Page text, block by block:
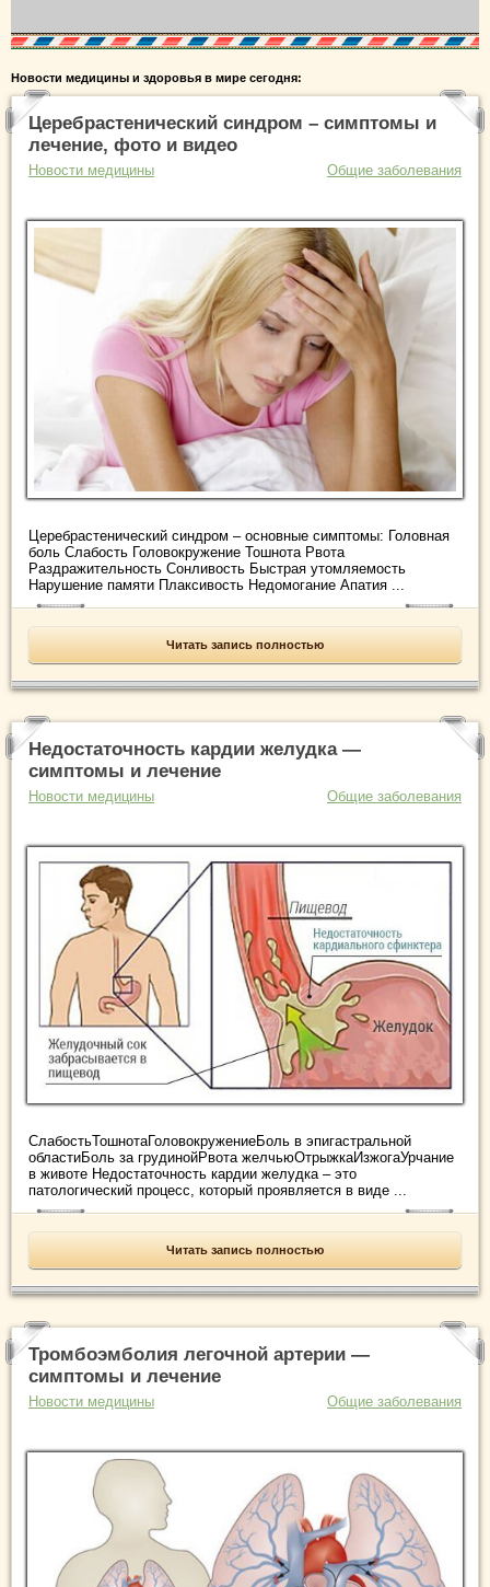
Новости медицины и здоровья в мире сегодня:
Церебрастенический синдром – симптомы и
лечение, фото и видео
Новости медицины Общие заболевания
Церебрастенический синдром – основные симптомы: Головная
боль Слабость Головокружение Тошнота Рвота
Раздражительность Сонливость Быстрая утомляемость
Нарушение памяти Плаксивость Недомогание Апатия ...
Читать запись полностью
Недостаточность кардии желудка —
симптомы и лечение
Новости медицины Общие заболевания
СлабостьТошнотаГоловокружениеБоль в эпигастральной
областиБоль за грудинойРвота желчьюОтрыжкаИзжогаУрчание
в животе Недостаточность кардии желудка – это
патологический процесс, который проявляется в виде ...
Читать запись полностью
Тромбоэмболия легочной артерии —
симптомы и лечение
Новости медицины Общие заболевания